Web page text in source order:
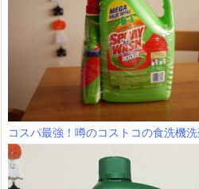
コスパ最強！噂のコストコの食洗機